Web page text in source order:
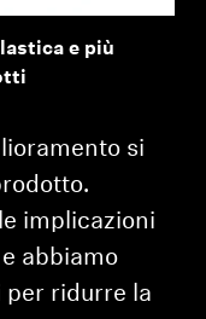
e più
si
implicazioni
abbiamo
ridurre la